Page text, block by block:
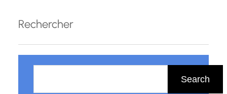
relationnel, l’amélioration continue est la clé pour
atteindre…
Rechercher
Search